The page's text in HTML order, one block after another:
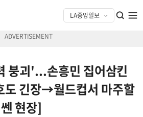
붕괴'...손흥민 집어삼킨
도 긴장→월드컵서 마주할
현장]